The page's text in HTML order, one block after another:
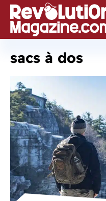
Aller
au
contenu
sacs à dos